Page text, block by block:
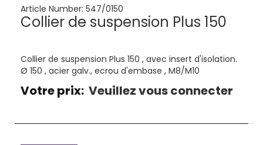
Article Number: 547/0150
Collier de suspension Plus 150
Collier de suspension Plus 150 , avec insert d'isolation.
Ø 150 , acier galv., ecrou d'embase , M8/M10
Votre prix: Veuillez vous connecter